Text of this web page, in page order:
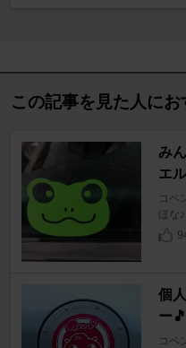
この記事を見た人にお
み
エ
コペ
ほな
個
ー🎵
コペ